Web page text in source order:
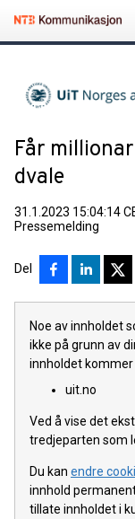
Får
dvale
31.1.2023 15:04:14
Pressemelding
Del
Noe av innholdet
ikke på grunn av
innholdet kommer
uit.no
Ved å vise det
tredjeparten som
Du kan endre
innhold
tillate innholdet i